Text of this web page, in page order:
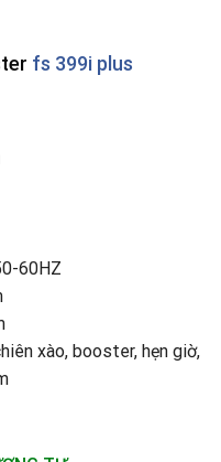
fs 399i plus
60HZ
xào, booster, hẹn giờ,